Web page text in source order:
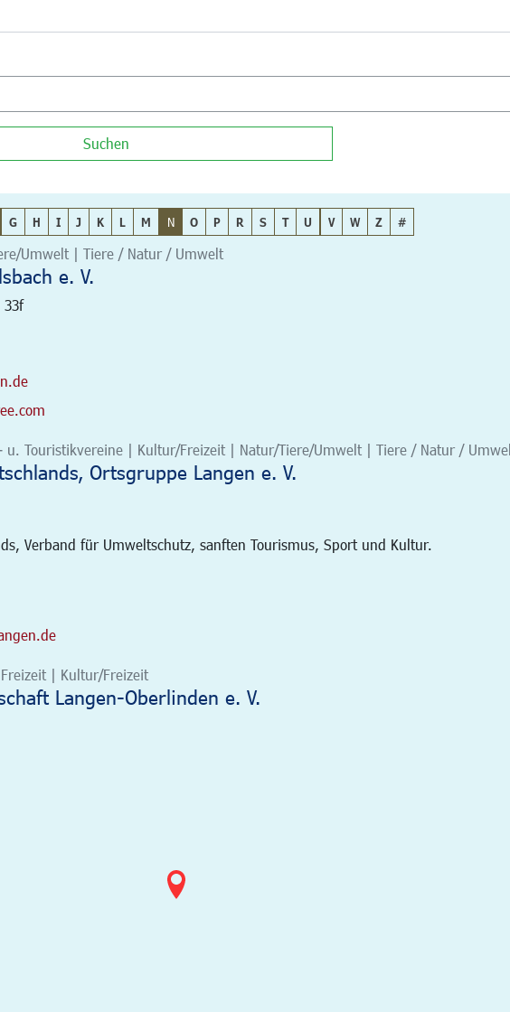
Suchen
G H I J K L M N O P R S T U V W Z #
Umwelt | Tiere / Natur / Umwelt
e. V.
33f
u. Touristikvereine | Kultur/Freizeit | Natur/Tiere/Umwelt | Tiere / Natur /
Ortsgruppe Langen e. V.
Verband für Umweltschutz, sanften Tourismus, Sport und Kultur.
| Kultur/Freizeit
Langen-Oberlinden e. V.